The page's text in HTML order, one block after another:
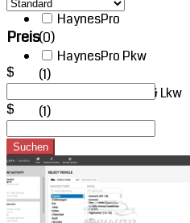
HaynesPro
(0)
HaynesPro Pkw
(1)
HaynesPro Pkw & Lkw
(1)
(0)
Solera Pkw
(0)
Solera Pkw & Motorräder
Preis
$
$
Suchen
View
Solera
Autodata